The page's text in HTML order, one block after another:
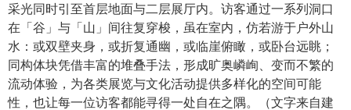
采光同时引至首层地面与二层展厅内。访客通过一系列洞口
在「谷」与「山」间往复穿梭，虽在室内，仿若游于户外山
水：或双壁夹身，或折复通幽，或临崖俯瞰，或卧台远眺；
同构体块凭借丰富的堆叠手法，形成旷奥嶙峋、变而不繁的
流动体验，为各类展览与文化活动提供多样化的空间可能
性，也让每一位访客都能寻得一处自在之隅。（文字来自建